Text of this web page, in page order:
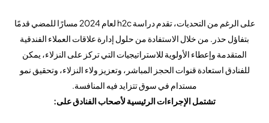
على الرغم من التحديات، تقدم دراسة h2c لعام 2024 مسارًا للمضي قدمًا
بتفاؤل حذر. من خلال الاستفادة من حلول إدارة علاقات العملاء الفندقية
المتقدمة وإعطاء الأولوية للاستراتيجيات التي تركز على النزلاء، يمكن
للفنادق استعادة قنوات الحجز المباشر، وتعزيز ولاء النزلاء، وتحقيق نمو
مستدام في سوق تتزايد فيه المنافسة.
تشتمل الإجراءات الرئيسية لأصحاب الفنادق على: